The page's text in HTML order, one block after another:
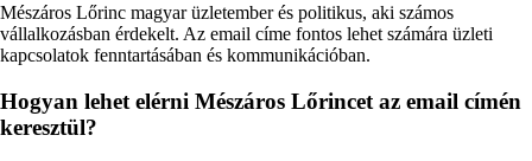
Mészáros Lőrinc magyar üzletember és politikus, aki számos
vállalkozásban érdekelt. Az email címe fontos lehet számára üzleti
kapcsolatok fenntartásában és kommunikációban.
Hogyan lehet elérni Mészáros Lőrincet az email címén
keresztül?